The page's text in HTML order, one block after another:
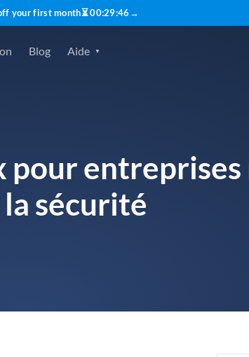
your first month⏳00:29:45 →
Blog Aide
pour
sécurité